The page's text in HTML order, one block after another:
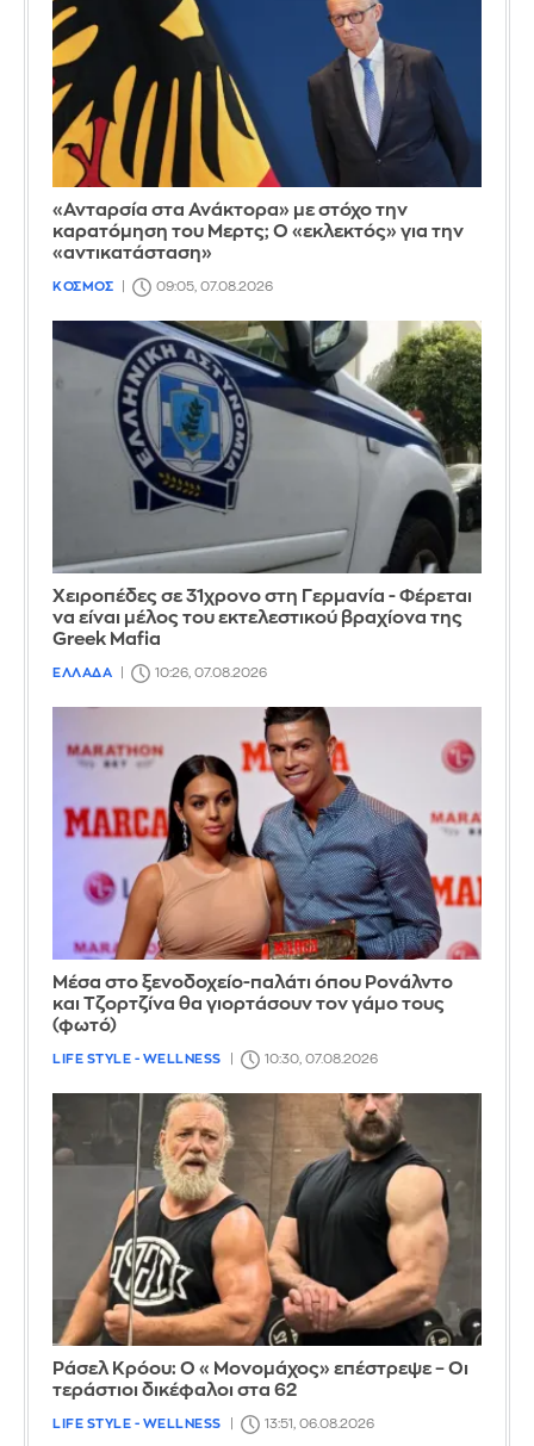
«Ανταρσία στα Ανάκτορα» με στόχο την
καρατόμηση του Μερτς; Ο «εκλεκτός» για την
«αντικατάσταση»
ΚΟΣΜΟΣ 09:05, 07.08.2026
Χειροπέδες σε 31χρονο στη Γερμανία - Φέρεται
να είναι μέλος του εκτελεστικού βραχίονα της
Greek Mafia
ΕΛΛΑΔΑ 10:26, 07.08.2026
Μέσα στο ξενοδοχείο-παλάτι όπου Ρονάλντο
και Τζορτζίνα θα γιορτάσουν τον γάμο τους
(φωτό)
LIFE STYLE - WELLNESS 10:30, 07.08.2026
Ράσελ Κρόου: Ο «Μονομάχος» επέστρεψε – Οι
τεράστιοι δικέφαλοι στα 62
LIFE STYLE - WELLNESS 13:51, 06.08.2026